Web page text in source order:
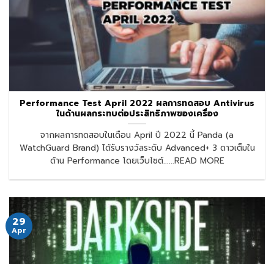
Performance Test April 2022 ผลการทดสอบ Antivirus
ในด้านผลกระทบต่อประสิทธิภาพของเครื่อง
จากผลการทดสอบในเดือน April ปี 2022 นี้ Panda (a
WatchGuard Brand) ได้รับรางวัลระดับ Advanced+ 3 ดาวเต็มใน
ด้าน Performance โดยเว็บไซต์......READ MORE
29
Apr